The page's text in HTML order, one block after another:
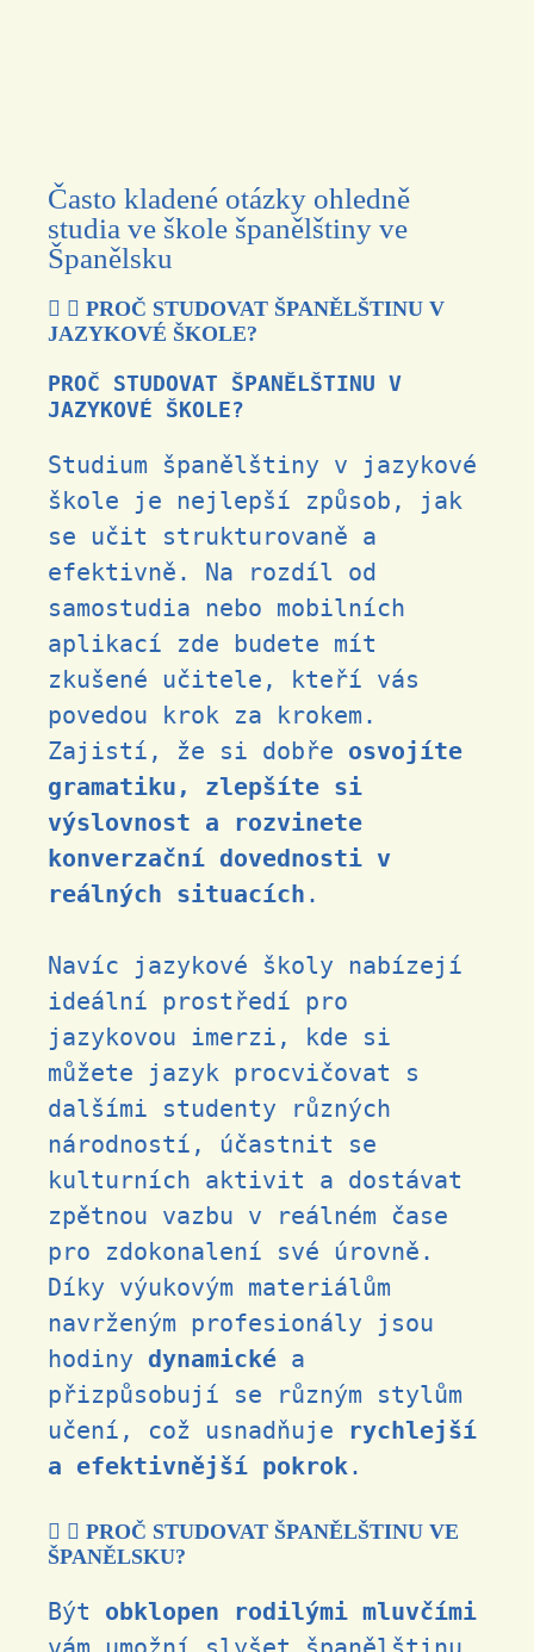
Často kladené otázky ohledně
studia ve škole španělštiny ve
Španělsku
PROČ STUDOVAT ŠPANĚLŠTINU V
JAZYKOVÉ ŠKOLE?
PROČ STUDOVAT ŠPANĚLŠTINU V
JAZYKOVÉ ŠKOLE?
Studium španělštiny v jazykové
škole je nejlepší způsob, jak
se učit strukturovaně a
efektivně. Na rozdíl od
samostudia nebo mobilních
aplikací zde budete mít
zkušené učitele, kteří vás
povedou krok za krokem.
Zajistí, že si dobře osvojíte
gramatiku, zlepšíte si
výslovnost a rozvinete
konverzační dovednosti v
reálných situacích .
Navíc jazykové školy nabízejí
ideální prostředí pro
jazykovou imerzi, kde si
můžete jazyk procvičovat s
dalšími studenty různých
národností, účastnit se
kulturních aktivit a dostávat
zpětnou vazbu v reálném čase
pro zdokonalení své úrovně.
Díky výukovým materiálům
navrženým profesionály jsou
hodiny dynamické a
přizpůsobují se různým stylům
učení, což usnadňuje rychlejší
a efektivnější pokrok.
PROČ STUDOVAT ŠPANĚLŠTINU VE
ŠPANĚLSKU?
Být obklopen rodilými mluvčími